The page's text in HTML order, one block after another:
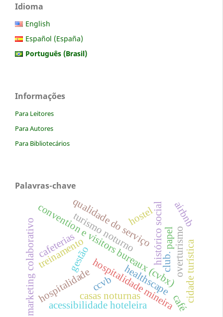
Idioma
English
Español (España)
Português (Brasil)
Informações
Para Leitores
Para Autores
Para Bibliotecários
Palavras-chave
hospitalidade
convention e visitors bureaux (cvbx)
marketing colaborativo ccvb
gestãohospitalidade mineira
histórico social
acessibilidade hoteleira
qualidade do serviço
turismo noturno
casas noturnas
club.
café
cafeterias
hostel
overturismocidade turística
treinamento papel
airbnb
healthscape